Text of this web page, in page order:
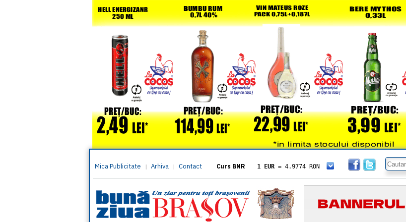
Mica Publicitate | Arhiva | Contact Curs BNR 1 EUR = 4.9774 RON
= 5.8304 RON
1 XAU= 464.4611 RON
1 AED= 1.1933 RON
1 AUD= 2.7957 RON
1 BGN= 2.5449 RON